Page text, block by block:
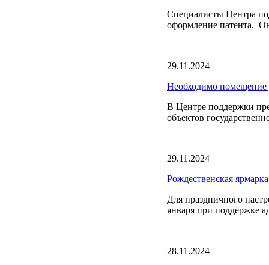
Специалисты Центра
оформление патента.
29.11.2024
Необходимо помещение
В Центре поддержки
объектов
29.11.2024
Рождественская
Для праздничного
января при поддержке
28.11.2024